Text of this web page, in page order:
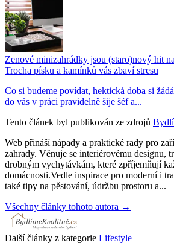
Zenové minizahrádky jsou (staro)nový hit
Trocha písku a kamínků vás zbaví stresu
Co si budeme povídat, hektická doba si
do vás v práci pravidelně šije šéf a...
Tento článek byl publikován ze zdrojů
Web přináší nápady a praktické rady pro
zahrady. Věnuje se interiérovému designu,
drobným vychytávkám, které zpříjemňují
domácnosti.Vedle inspirace pro moderní i
také tipy na pěstování, údržbu prostoru a...
Všechny články tohoto autora →
Další články z kategorie Lifestyle